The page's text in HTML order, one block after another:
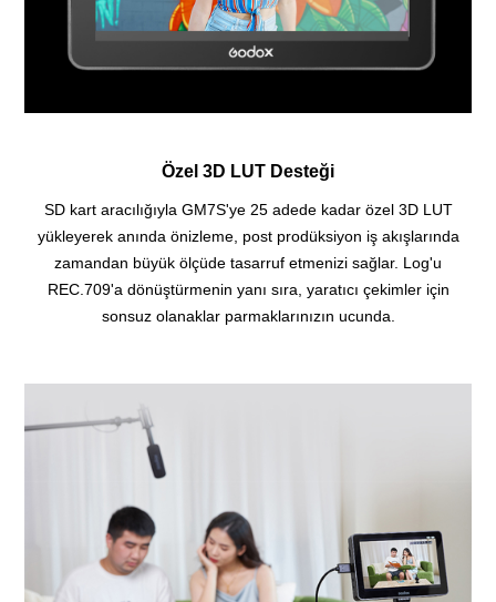
Özel 3D LUT Desteği
SD kart aracılığıyla GM7S'ye 25 adede kadar özel 3D LUT
yükleyerek anında önizleme, post prodüksiyon iş akışlarında
zamandan büyük ölçüde tasarruf etmenizi sağlar. Log'u
REC.709'a dönüştürmenin yanı sıra, yaratıcı çekimler için
sonsuz olanaklar parmaklarınızın ucunda.